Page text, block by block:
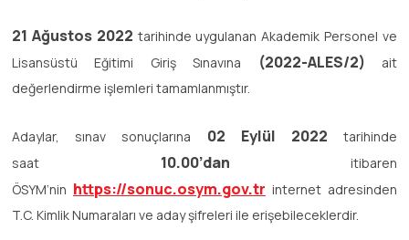
21 Ağustos 2022 tarihinde uygulanan Akademik Personel ve
Lisansüstü Eğitimi Giriş Sınavına
(2022-ALES/2)
ait
değerlendirme işlemleri tamamlanmıştır.
Adaylar, sınav sonuçlarına 02 Eylül 2022 tarihinde
saat 10.00’dan itibaren
ÖSYM’nin https://sonuc.osym.gov.tr internet adresinden
T.C. Kimlik Numaraları ve aday şifreleri ile erişebileceklerdir.